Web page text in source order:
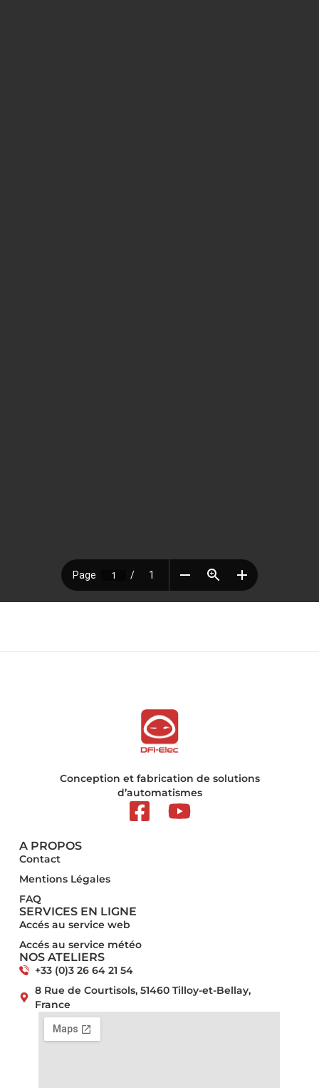
Conception et fabrication de solutions
d’automatismes
A PROPOS
Contact
Mentions Légales​
FAQ
SERVICES EN LIGNE
Accés au service web
Accés au service météo
NOS ATELIERS
+33 (0)3 26 64 21 54
8 Rue de Courtisols, 51460 Tilloy-et-Bellay,
France